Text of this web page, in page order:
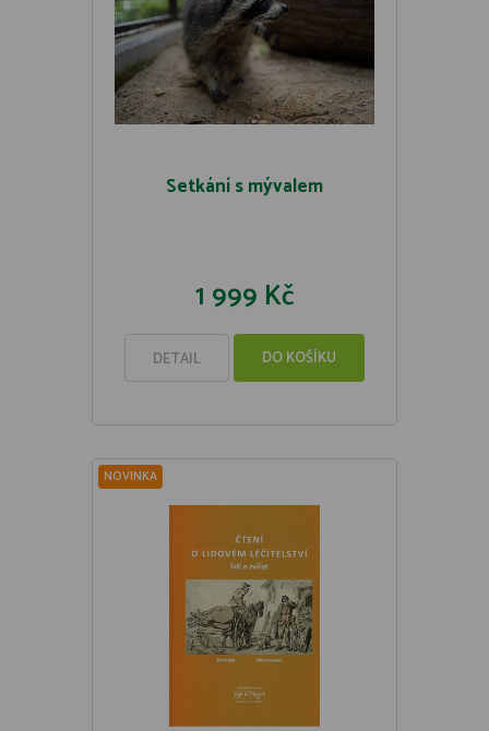
Setkání s mývalem
1 999 Kč
DETAIL DO KOŠÍKU
NOVINKA